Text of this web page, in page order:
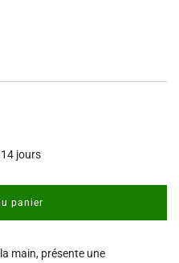
jours
panier
main, présente une